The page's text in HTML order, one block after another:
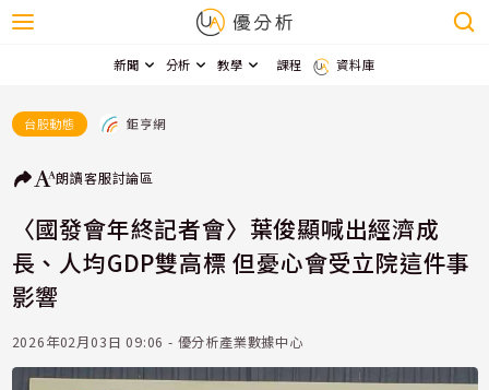
新聞 分析 教學 課程 資料庫
台股動態 鉅亨網
朗讀客服討論區
〈國發會年終記者會〉葉俊顯喊出經濟成
長、人均GDP雙高標 但憂心會受立院這件事
影響
2026年02月03日 09:06 - 優分析產業數據中心